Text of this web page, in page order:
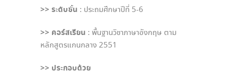
>> ระดับชั้น : ประถมศึกษาปีที่ 5-6
>> คอร์สเรียน : พื้นฐานวิชาภาษาอังกฤษ ตาม
หลักสูตรแกนกลาง 2551
>> ประกอบด้วย